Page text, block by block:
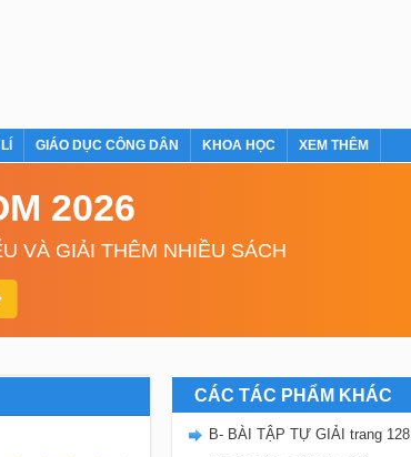
GIÁO DỤC CÔNG DÂN KHOA HỌC XEM THÊM
2026
VÀ GIẢI THÊM NHIỀU SÁCH
CÁC TÁC PHẨM KHÁC
B- BÀI TẬP TỰ GIẢI trang 128